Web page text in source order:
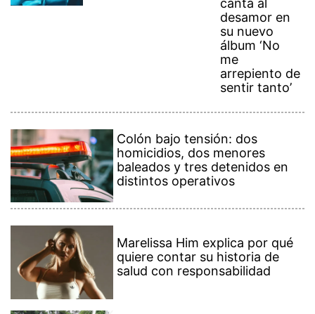
desamor en
su nuevo
álbum ‘No
me
arrepiento de
sentir tanto’
Colón bajo tensión: dos
homicidios, dos menores
baleados y tres detenidos en
distintos operativos
Marelissa Him explica por qué
quiere contar su historia de
salud con responsabilidad